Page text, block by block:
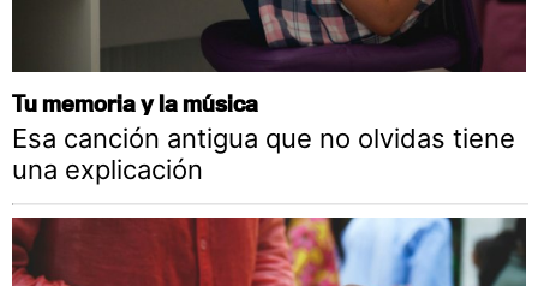
Tu memoria y la música
Esa canción antigua que no olvidas tiene
una explicación